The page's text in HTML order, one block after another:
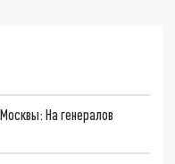
На генералов